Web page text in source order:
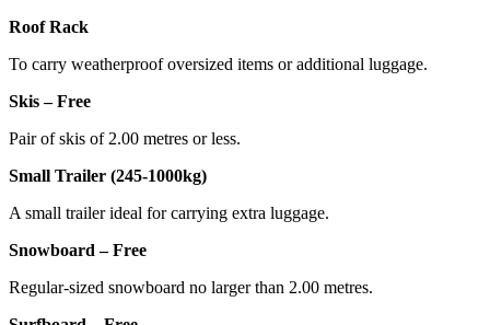
Roof Rack
To carry weatherproof oversized items or additional luggage.
Skis – Free
Pair of skis of 2.00 metres or less.
Small Trailer (245-1000kg)
A small trailer ideal for carrying extra luggage.
Snowboard – Free
Regular-sized snowboard no larger than 2.00 metres.